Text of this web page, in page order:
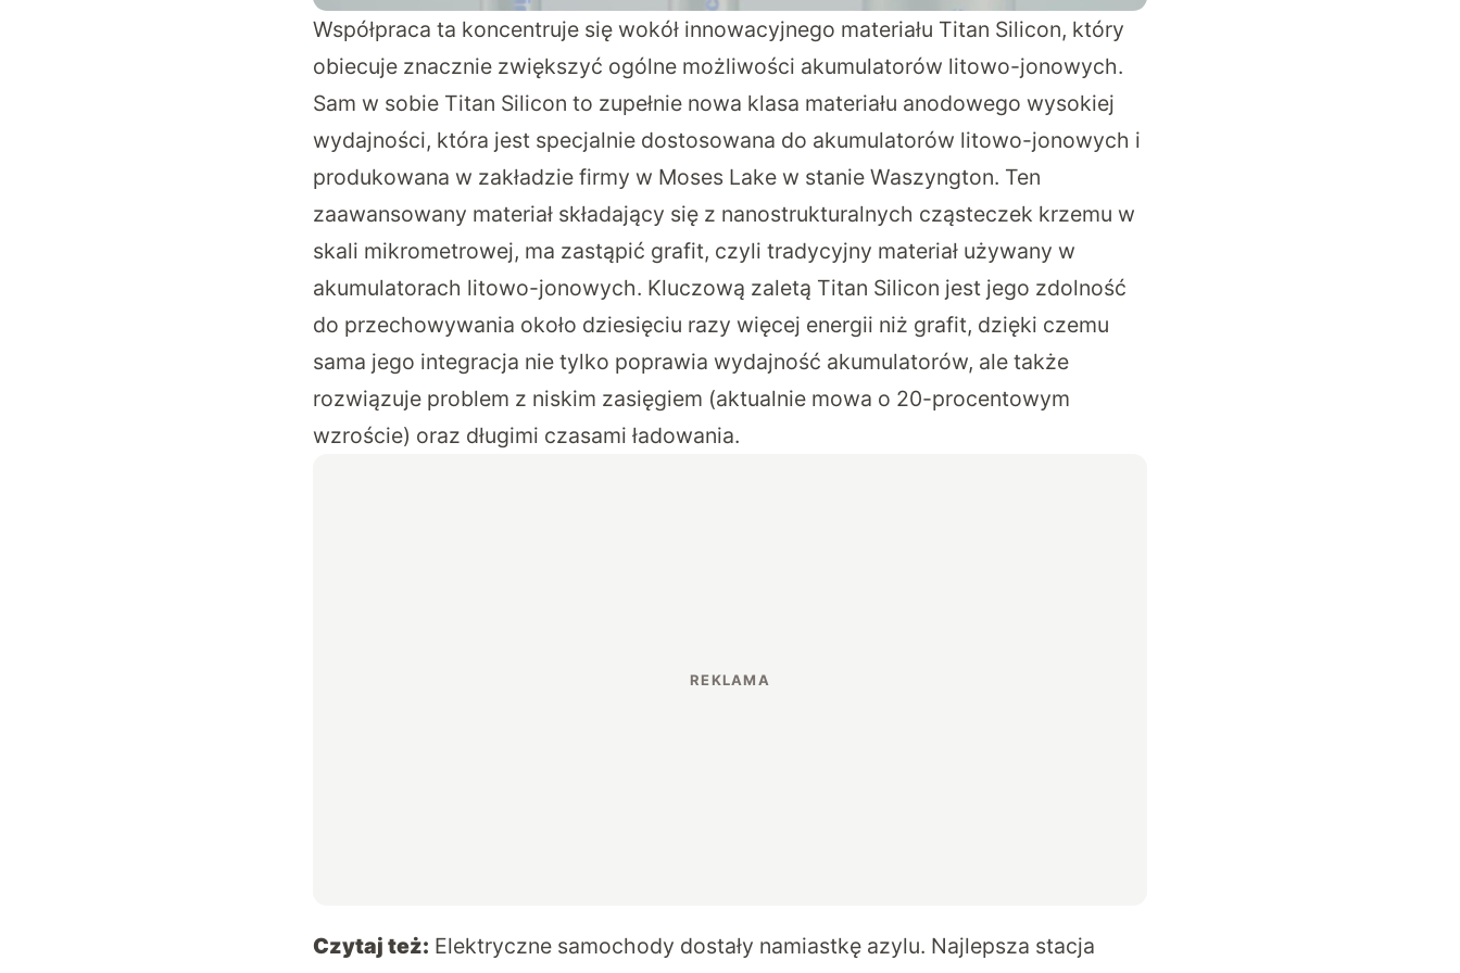
Współpraca ta koncentruje się wokół innowacyjnego materiału Titan Silicon, który
obiecuje znacznie zwiększyć ogólne możliwości akumulatorów litowo-jonowych.
Sam w sobie Titan Silicon to zupełnie nowa klasa materiału anodowego wysokiej
wydajności, która jest specjalnie dostosowana do akumulatorów litowo-jonowych i
produkowana w zakładzie firmy w Moses Lake w stanie Waszyngton. Ten
zaawansowany materiał składający się z nanostrukturalnych cząsteczek krzemu w
skali mikrometrowej, ma zastąpić grafit, czyli tradycyjny materiał używany w
akumulatorach litowo-jonowych. Kluczową zaletą Titan Silicon jest jego zdolność
do przechowywania około dziesięciu razy więcej energii niż grafit, dzięki czemu
sama jego integracja nie tylko poprawia wydajność akumulatorów, ale także
rozwiązuje problem z niskim zasięgiem (aktualnie mowa o 20-procentowym
wzroście) oraz długimi czasami ładowania.
Czytaj też: Elektryczne samochody dostały namiastkę azylu. Najlepsza stacja